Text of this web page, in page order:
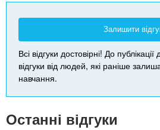
Залишити
Всі відгуки достовірні! До
відгуки від людей, які раніше
навчання.
Останні відгуки